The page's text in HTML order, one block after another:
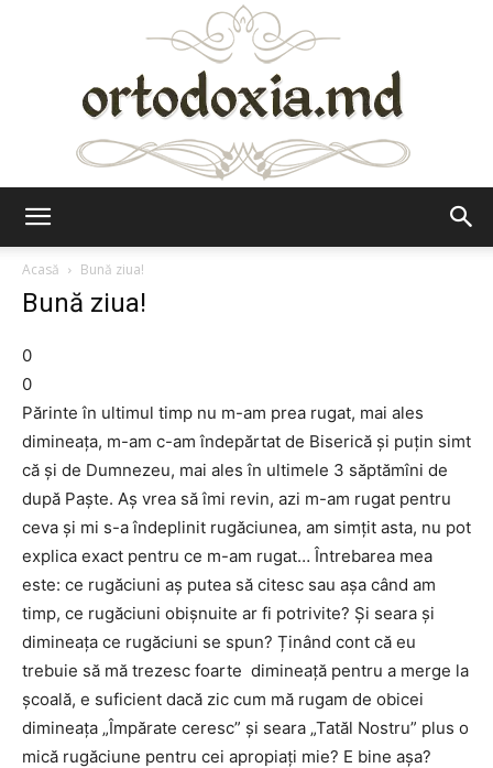
Acasă
Bună ziua!
Bună ziua!
0
0
Părinte în ultimul timp nu m-am prea rugat, mai ales
dimineața, m-am c-am îndepărtat de Biserică și puțin simt
că și de Dumnezeu, mai ales în ultimele 3 săptămîni de
după Paște. Aș vrea să îmi revin, azi m-am rugat pentru
ceva și mi s-a îndeplinit rugăciunea, am simțit asta, nu pot
explica exact pentru ce m-am rugat… Întrebarea mea
este: ce rugăciuni aș putea să citesc sau așa când am
timp, ce rugăciuni obișnuite ar fi potrivite? Și seara și
dimineața ce rugăciuni se spun? Ținând cont că eu
trebuie să mă trezesc foarte dimineață pentru a merge la
școală, e suficient dacă zic cum mă rugam de obicei
dimineața „Împărate ceresc” și seara „Tatăl Nostru” plus o
mică rugăciune pentru cei apropiați mie? E bine așa?